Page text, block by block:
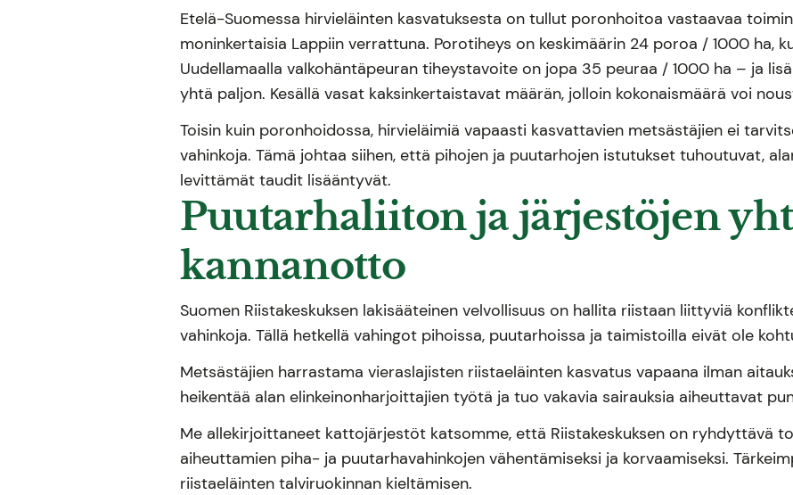
Etelä-Suomessa hirvieläinten kasvatuksesta on tullut poronhoitoa vastaavaa
moninkertaisia Lappiin verrattuna. Porotiheys on keskimäärin 24 poroa / 1000 ha,
Uudellamaalla valkohäntäpeuran tiheystavoite on jopa 35 peuraa / 1000 ha – ja
yhtä paljon. Kesällä vasat kaksinkertaistavat määrän, jolloin kokonaismäärä voi
Toisin kuin poronhoidossa, hirvieläimiä vapaasti kasvattavien metsästäjien ei
vahinkoja. Tämä johtaa siihen, että pihojen ja puutarhojen istutukset tuhoutuvat,
levittämät taudit lisääntyvät.
Puutarhaliiton ja järjestöjen
kannanotto
Suomen Riistakeskuksen lakisääteinen velvollisuus on hallita riistaan liittyviä
vahinkoja. Tällä hetkellä vahingot pihoissa, puutarhoissa ja taimistoilla eivät ole
Metsästäjien harrastama vieraslajisten riistaeläinten kasvatus vapaana ilman
heikentää alan elinkeinonharjoittajien työtä ja tuo vakavia sairauksia aiheuttavat
Me allekirjoittaneet kattojärjestöt katsomme, että Riistakeskuksen on ryhdyttävä
aiheuttamien piha- ja puutarhavahinkojen vähentämiseksi ja korvaamiseksi.
riistaeläinten talviruokinnan kieltämisen.